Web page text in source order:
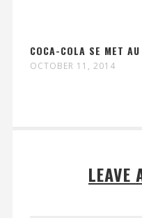
COCA-COLA SE MET
OCTOBER 11, 2014
LEAVE